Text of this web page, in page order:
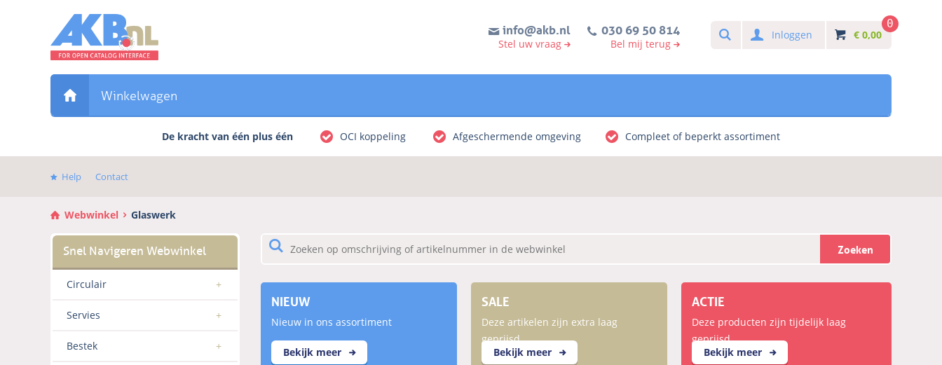
Direct
het
hoofdmenu
info@akb.nl
Stel uw vraag
030 69 50 814
Bel mij terug
SearchInloggen € 0,00
0
Winkelwagen
De kracht van één plus één OCI koppeling Afgeschermende omgeving Compleet of beperkt assortiment
Help Contact
Webwinkel Glaswerk
Circulair
Servies
Bestek
Zoeken
NIEUW
Nieuw in ons assortiment
Bekijk meer
SALE
Deze artikelen zijn extra laag
geprijsd
Bekijk meer
ACTIE
Deze producten zijn tijdelijk laag
geprijsd
Bekijk meer